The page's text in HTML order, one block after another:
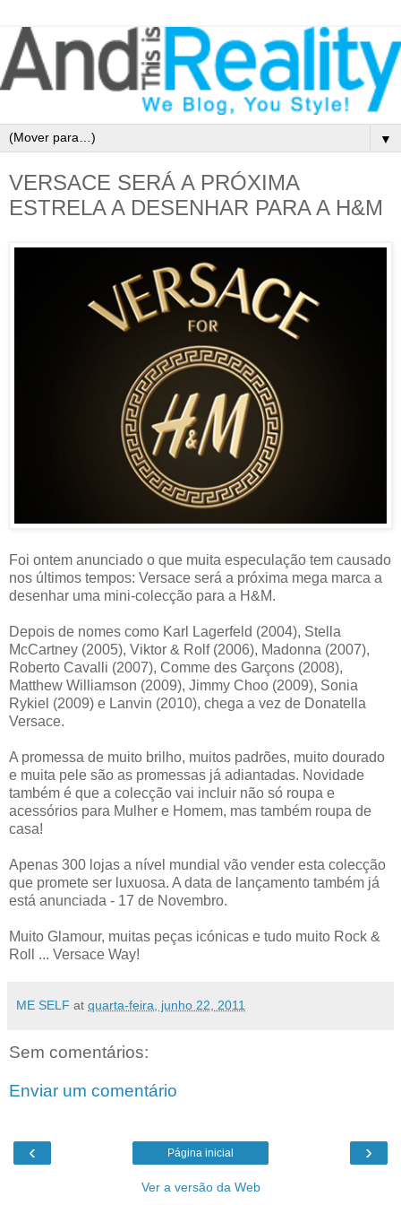
▼
VERSACE SERÁ A PRÓXIMA
ESTRELA A DESENHAR PARA A H&M
Foi ontem anunciado o que muita especulação tem causado
nos últimos tempos: Versace será a próxima mega marca a
desenhar uma mini-colecção para a H&M.
Depois de nomes como Karl Lagerfeld (2004), Stella
McCartney (2005), Viktor & Rolf (2006), Madonna (2007),
Roberto Cavalli (2007), Comme des Garçons (2008),
Matthew Williamson (2009), Jimmy Choo (2009), Sonia
Rykiel (2009) e Lanvin (2010), chega a vez de Donatella
Versace.
A promessa de muito brilho, muitos padrões, muito dourado
e muita pele são as promessas já adiantadas. Novidade
também é que a colecção vai incluir não só roupa e
acessórios para Mulher e Homem, mas também roupa de
casa!
Apenas 300 lojas a nível mundial vão vender esta colecção
que promete ser luxuosa. A data de lançamento também já
está anunciada - 17 de Novembro.
Muito Glamour, muitas peças icónicas e tudo muito Rock &
Roll ... Versace Way!
ME SELF at quarta-feira, junho 22, 2011
Sem comentários:
Enviar um comentário
‹ ›
Página inicial
Ver a versão da Web